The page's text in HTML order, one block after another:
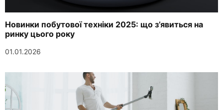
Новинки побутової техніки 2025: що з’явиться на
ринку цього року
01.01.2026